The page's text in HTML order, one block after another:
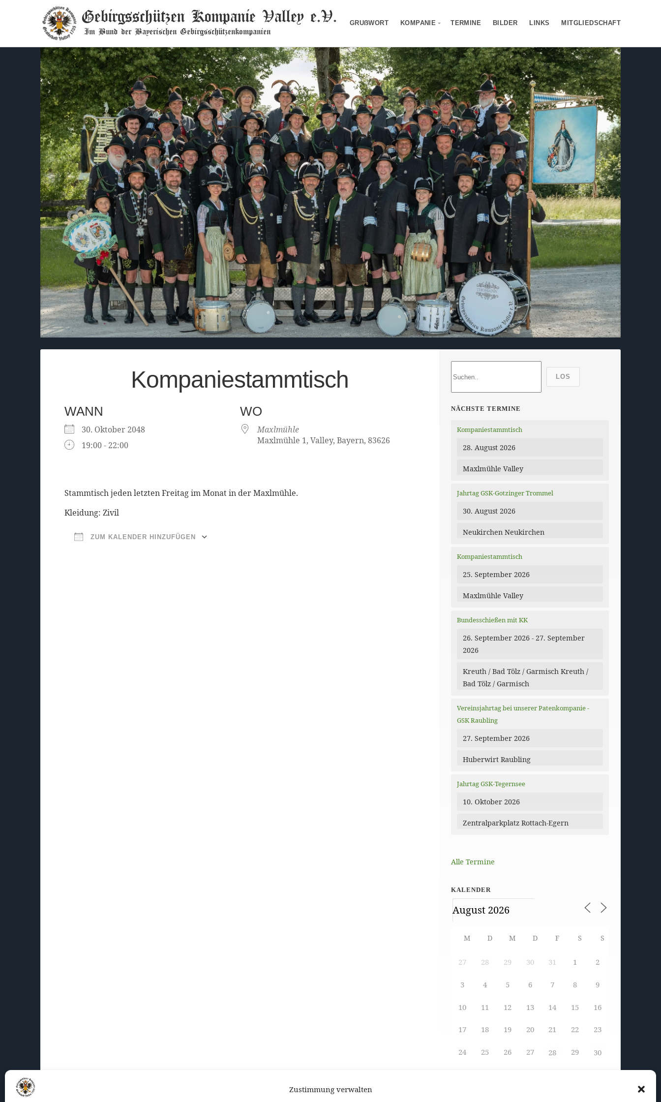
Zustimmung verwalten
Gebirgsschützen Kompanie Valley e.V.
Im Bund der Bayerischen Gebirgsschützenkompanien
GRUẞWORT KOMPANIE TERMINE BILDER LINKS MITGLIEDSCHAFT
Kompaniestammtisch
WANN
30. Oktober 2048
19:00 - 22:00
WO
Maxlmühle
Maxlmühle 1, Valley, Bayern, 83626
Stammtisch jeden letzten Freitag im Monat in der Maxlmühle.
Kleidung: Zivil
ZUM KALENDER HINZUFÜGEN
LOS
NÄCHSTE TERMINE
Kompaniestammtisch
28. August 2026
Maxlmühle Valley
Jahrtag GSK-Gotzinger Trommel
30. August 2026
Neukirchen Neukirchen
Kompaniestammtisch
25. September 2026
Maxlmühle Valley
Bundesschießen mit KK
26. September 2026 - 27. September
2026
Kreuth / Bad Tölz / Garmisch Kreuth /
Bad Tölz / Garmisch
Vereinsjahrtag bei unserer Patenkompanie -
GSK Raubling
27. September 2026
Huberwirt Raubling
Jahrtag GSK-Tegernsee
10. Oktober 2026
Zentralparkplatz Rottach-Egern
Alle Termine
KALENDER
M D M D F S S
27 28 29 30 31 1 2
3 4 5 6 7 8 9
10 11 12 13 14 15 16
17 18 19 20 21 22 23
24 25 26 27 28 29 30